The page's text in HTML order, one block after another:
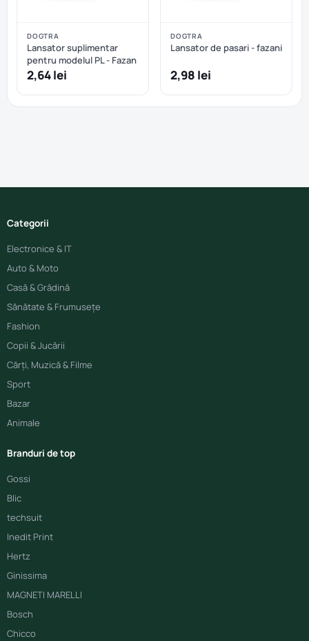
DOGTRA
Lansator suplimentar
pentru modelul PL - Fazan
2,64 lei
DOGTRA
Lansator de pasari - fazani
2,98 lei
Categorii
Electronice & IT
Auto & Moto
Casă & Grădină
Sănătate & Frumusețe
Fashion
Copii & Jucării
Cărți, Muzică & Filme
Sport
Bazar
Animale
Branduri de top
Gossi
Blic
techsuit
Inedit Print
Hertz
Ginissima
MAGNETI MARELLI
Bosch
Chicco